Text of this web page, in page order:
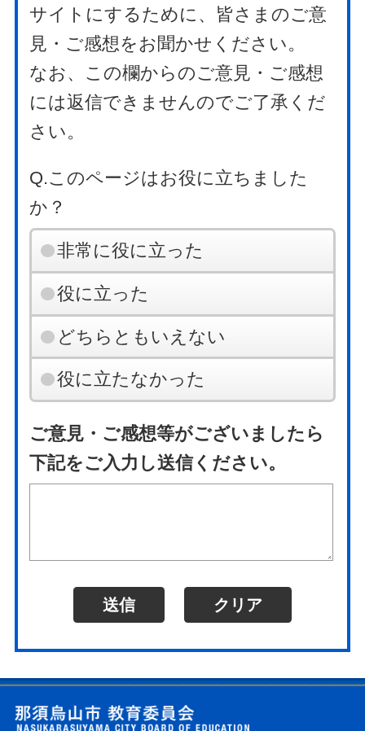
サイトにするために、皆さまのご意
見・ご感想をお聞かせください。
なお、この欄からのご意見・ご感想
には返信できませんのでご了承くだ
さい。
Q.このページはお役に立ちました
か？
非常に役に立った
役に立った
どちらともいえない
役に立たなかった
ご意見・ご感想等がございましたら
下記をご入力し送信ください。